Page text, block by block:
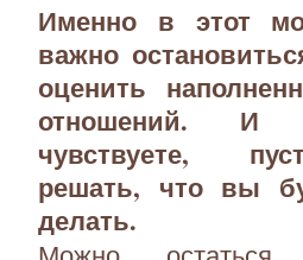
Именно в этот
важно
оценить
отношений.
чувствуете,
решать, что вы
делать.